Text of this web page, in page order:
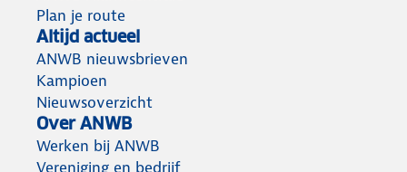
Plan je route
Altijd actueel
ANWB nieuwsbrieven
Kampioen
Nieuwsoverzicht
Over ANWB
Werken bij ANWB
Vereniging en bedrijf